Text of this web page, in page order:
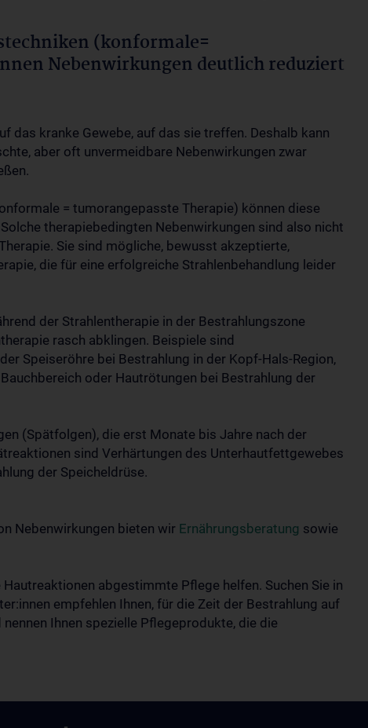
(konformale=
Nebenwirkungen deutlich reduziert
das kranke Gewebe, auf das sie treffen. Deshalb kann
aber oft unvermeidbare Nebenwirkungen zwar
= tumorangepasste Therapie) können diese
therapiebedingten Nebenwirkungen sind also nicht
Sie sind mögliche, bewusst akzeptierte,
die für eine erfolgreiche Strahlenbehandlung leider
der Strahlentherapie in der Bestrahlungszone
rasch abklingen. Beispiele sind
Speiseröhre bei Bestrahlung in der Kopf-Hals-Region,
oder Hautrötungen bei Bestrahlung der
(Spätfolgen), die erst Monate bis Jahre nach der
sind Verhärtungen des Unterhautfettgewebes
der Speicheldrüse.
Nebenwirkungen bieten wir Ernährungsberatung sowie
abgestimmte Pflege helfen. Suchen Sie in
empfehlen Ihnen, für die Zeit der Bestrahlung auf
Ihnen spezielle Pflegeprodukte, die die